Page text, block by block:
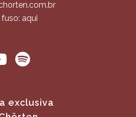
aqui
exclusiva